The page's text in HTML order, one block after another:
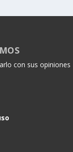
con sus opiniones